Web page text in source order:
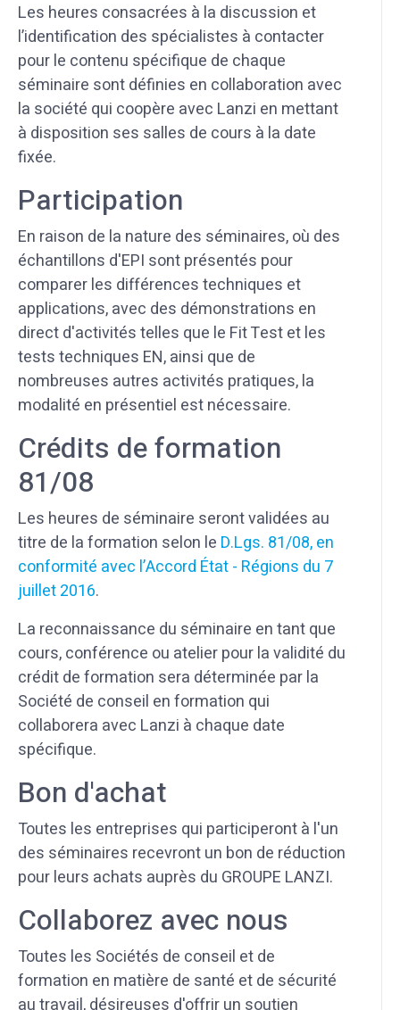
Les heures consacrées à la discussion et
l’identification des spécialistes à contacter
pour le contenu spécifique de chaque
séminaire sont définies en collaboration avec
la société qui coopère avec Lanzi en mettant
à disposition ses salles de cours à la date
fixée.
Participation
En raison de la nature des séminaires, où des
échantillons d'EPI sont présentés pour
comparer les différences techniques et
applications, avec des démonstrations en
direct d'activités telles que le Fit Test et les
tests techniques EN, ainsi que de
nombreuses autres activités pratiques, la
modalité en présentiel est nécessaire.
Crédits de formation
81/08
Les heures de séminaire seront validées au
titre de la formation selon le D.Lgs. 81/08, en
conformité avec l’Accord État - Régions du 7
juillet 2016.
La reconnaissance du séminaire en tant que
cours, conférence ou atelier pour la validité du
crédit de formation sera déterminée par la
Société de conseil en formation qui
collaborera avec Lanzi à chaque date
spécifique.
Bon d'achat
Toutes les entreprises qui participeront à l'un
des séminaires recevront un bon de réduction
pour leurs achats auprès du GROUPE LANZI.
Collaborez avec nous
Toutes les Sociétés de conseil et de
formation en matière de santé et de sécurité